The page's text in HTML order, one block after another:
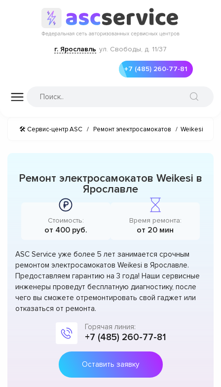
г. Ярославль ул. Свободы, д. 11/37
+7 (485) 260-77-81
🛠 Сервис-центр ASC / Ремонт электросамокатов / Weikesi
Ремонт электросамокатов Weikesi в
Ярославле
Стоимость:
от 400 руб.
Время ремонта:
от 20 мин
ASC Service уже более 5 лет занимается срочным
ремонтом электросамокатов Weikesi в Ярославле.
Предоставляем гарантию на 3 года! Наши сервисные
инженеры проведут бесплатную диагностику, после
чего вы сможете отремонтировать свой гаджет или
отказаться от ремонта.
Горячая линия:
+7 (485) 260-77-81
Оставить заявку